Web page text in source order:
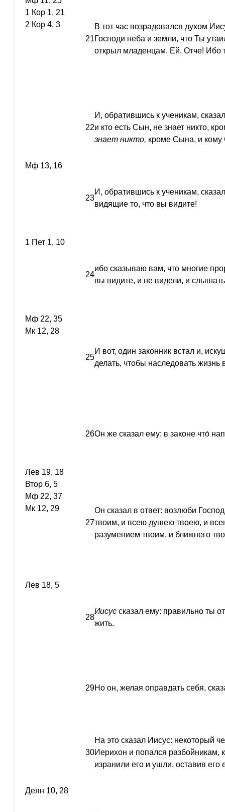
1 Кор 1, 21
2 Кор 4, 3
21
В тот час возрадовался духом
Господи неба и земли, что Ты
открыл младенцам. Ей, Отче! Ибо
22
И, обратившись к ученикам,
и кто есть Сын, не знает никто,
знает никто, кроме Сына, и кому
Мф 13, 16
23
И, обратившись к ученикам,
видящие то, что вы видите!
1 Пет 1, 10
24
ибо сказываю вам, что многие
вы видите, и не видели, и
Мф 22, 35
Мк 12, 28
25
И вот, один законник встал и,
делать, чтобы наследовать жизнь
26Он же сказал ему: в законе что́
Лев 19, 18
Втор 6, 5
Мф 22, 37
Мк 12, 29
27
Он сказал в ответ: возлюби
твоим, и всею душею твоею, и
разумением твоим, и ближнего
Лев 18, 5
28
Иисус сказал ему: правильно ты
жить.
29Но он, желая оправдать себя,
30
На это сказал Иисус: некоторый
Иерихон и попался разбойникам,
изранили его и ушли, оставив
Деян 10, 28